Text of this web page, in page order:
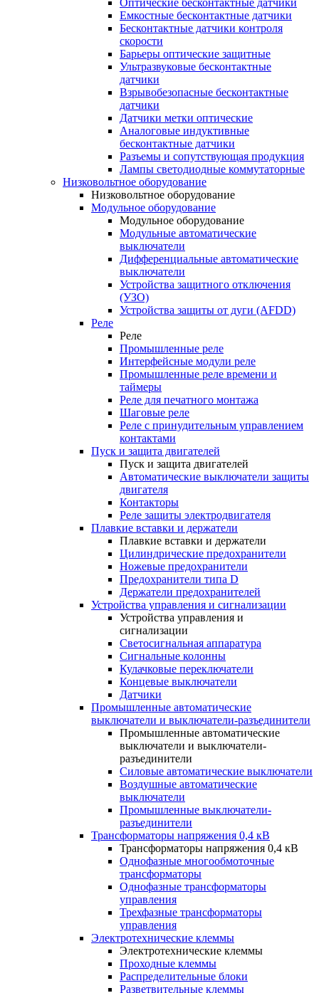
Оптические бесконтактные датчики
Емкостные бесконтактные датчики
Бесконтактные датчики контроля
скорости
Барьеры оптические защитные
Ультразвуковые бесконтактные
датчики
Взрывобезопасные бесконтактные
датчики
Датчики метки оптические
Аналоговые индуктивные
бесконтактные датчики
Разъемы и сопутствующая продукция
Лампы светодиодные коммутаторные
Низковольтное оборудование
Низковольтное оборудование
Модульное оборудование
Модульное оборудование
Модульные автоматические
выключатели
Дифференциальные автоматические
выключатели
Устройства защитного отключения
(УЗО)
Устройства защиты от дуги (AFDD)
Реле
Реле
Промышленные реле
Интерфейсные модули реле
Промышленные реле времени и
таймеры
Реле для печатного монтажа
Шаговые реле
Реле с принудительным управлением
контактами
Пуск и защита двигателей
Пуск и защита двигателей
Автоматические выключатели защиты
двигателя
Контакторы
Реле защиты электродвигателя
Плавкие вставки и держатели
Плавкие вставки и держатели
Цилиндрические предохранители
Ножевые предохранители
Предохранители типа D
Держатели предохранителей
Устройства управления и сигнализации
Устройства управления и
сигнализации
Светосигнальная аппаратура
Сигнальные колонны
Кулачковые переключатели
Концевые выключатели
Датчики
Промышленные автоматические
выключатели и выключатели-разъединители
Промышленные автоматические
выключатели и выключатели-
разъединители
Силовые автоматические выключатели
Воздушные автоматические
выключатели
Промышленные выключатели-
разъединители
Трансформаторы напряжения 0,4 кВ
Трансформаторы напряжения 0,4 кВ
Однофазные многообмоточные
трансформаторы
Однофазные трансформаторы
управления
Трехфазные трансформаторы
управления
Электротехнические клеммы
Электротехнические клеммы
Проходные клеммы
Распределительные блоки
Разветвительные клеммы